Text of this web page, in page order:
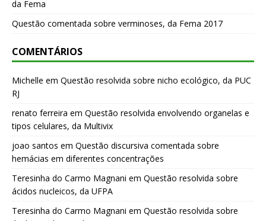
da Fema
Questão comentada sobre verminoses, da Fema 2017
COMENTÁRIOS
Michelle em Questão resolvida sobre nicho ecológico, da PUC
RJ
renato ferreira em Questão resolvida envolvendo organelas e
tipos celulares, da Multivix
joao santos em Questão discursiva comentada sobre
hemácias em diferentes concentrações
Teresinha do Carmo Magnani em Questão resolvida sobre
ácidos nucleicos, da UFPA
Teresinha do Carmo Magnani em Questão resolvida sobre